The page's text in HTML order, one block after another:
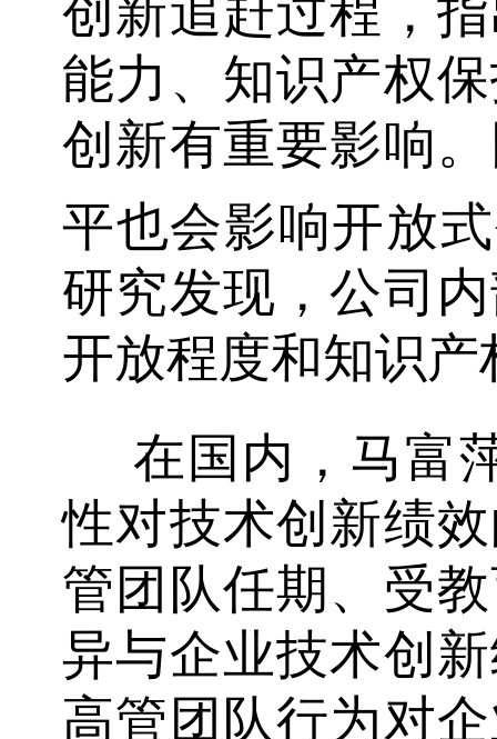
创新追赶过程，
能力、知识产权
创新有重要影响
平也会影响开放
研究发现，公司
开放程度和知识
在国内，马富
性对技术创新绩
管团队任期、受
异与企业技术创
高管团队行为对